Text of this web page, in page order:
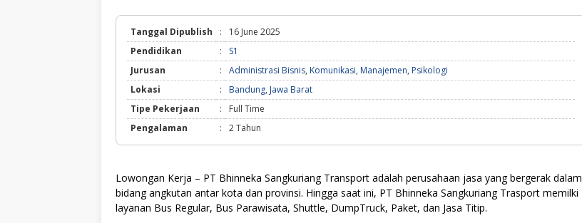
Tanggal Dipublish :
16 June 2025
Pendidikan
:
S1
Jurusan
: Administrasi Bisnis, Komunikasi, Manajemen, Psikologi
Lokasi
: Bandung, Jawa Barat
Tipe Pekerjaan
:
Full Time
Pengalaman
: 2 Tahun
Lowongan Kerja – PT Bhinneka Sangkuriang Transport adalah perusahaan jasa yang bergerak dalam
bidang angkutan antar kota dan provinsi. Hingga saat ini, PT Bhinneka Sangkuriang Trasport memilki
layanan Bus Regular, Bus Parawisata, Shuttle, DumpTruck, Paket, dan Jasa Titip.